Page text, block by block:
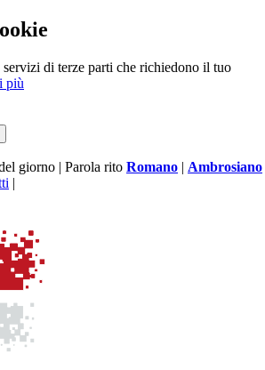
di terze parti che richiedono il tuo
più
giorno | Parola rito Romano | Ambrosiano
|